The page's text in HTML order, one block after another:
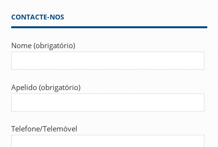
CONTACTE-NOS
Nome (obrigatório)
Apelido (obrigatório)
Telefone/Telemóvel